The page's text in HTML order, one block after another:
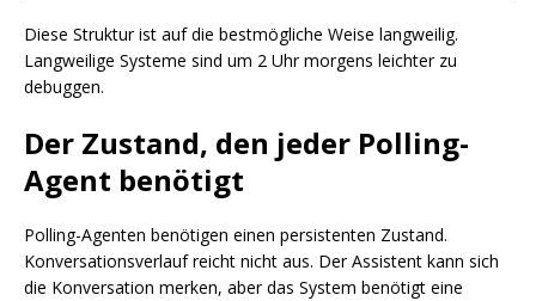
Diese Struktur ist auf die bestmögliche Weise langweilig.
Langweilige Systeme sind um 2 Uhr morgens leichter zu
debuggen.
Der Zustand, den jeder Polling-
Agent benötigt
Polling-Agenten benötigen einen persistenten Zustand.
Konversationsverlauf reicht nicht aus. Der Assistent kann sich
die Konversation merken, aber das System benötigt eine